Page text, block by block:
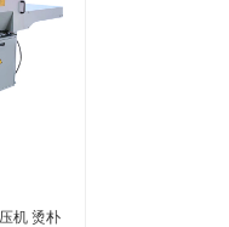
机 烫朴